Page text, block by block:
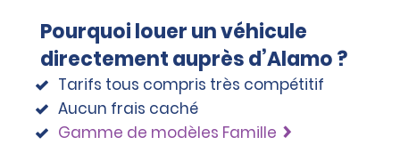
Pourquoi louer un véhicule
directement auprès d’Alamo ?
Tarifs tous compris très compétitif
Aucun frais caché
Gamme de modèles Famille